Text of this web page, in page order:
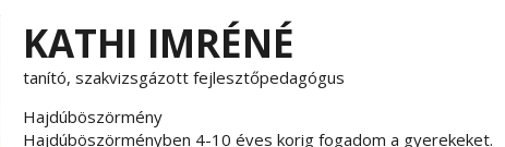
KATHI IMRÉNÉ
tanító, szakvizsgázott fejlesztőpedagógus
Hajdúböszörmény
Hajdúböszörményben 4-10 éves korig fogadom a gyerekeket.